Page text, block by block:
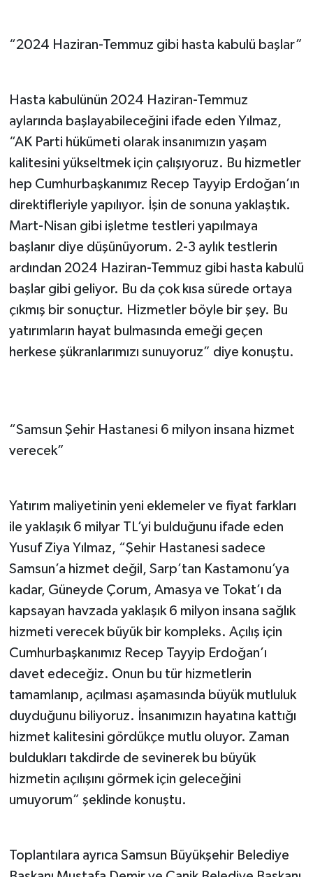
“2024 Haziran-Temmuz gibi hasta kabulü başlar”
Hasta kabulünün 2024 Haziran-Temmuz
aylarında başlayabileceğini ifade eden Yılmaz,
“AK Parti hükümeti olarak insanımızın yaşam
kalitesini yükseltmek için çalışıyoruz. Bu hizmetler
hep Cumhurbaşkanımız Recep Tayyip Erdoğan’ın
direktifleriyle yapılıyor. İşin de sonuna yaklaştık.
Mart-Nisan gibi işletme testleri yapılmaya
başlanır diye düşünüyorum. 2-3 aylık testlerin
ardından 2024 Haziran-Temmuz gibi hasta kabulü
başlar gibi geliyor. Bu da çok kısa sürede ortaya
çıkmış bir sonuçtur. Hizmetler böyle bir şey. Bu
yatırımların hayat bulmasında emeği geçen
herkese şükranlarımızı sunuyoruz” diye konuştu.
“Samsun Şehir Hastanesi 6 milyon insana hizmet
verecek”
Yatırım maliyetinin yeni eklemeler ve fiyat farkları
ile yaklaşık 6 milyar TL’yi bulduğunu ifade eden
Yusuf Ziya Yılmaz, “Şehir Hastanesi sadece
Samsun’a hizmet değil, Sarp’tan Kastamonu’ya
kadar, Güneyde Çorum, Amasya ve Tokat’ı da
kapsayan havzada yaklaşık 6 milyon insana sağlık
hizmeti verecek büyük bir kompleks. Açılış için
Cumhurbaşkanımız Recep Tayyip Erdoğan’ı
davet edeceğiz. Onun bu tür hizmetlerin
tamamlanıp, açılması aşamasında büyük mutluluk
duyduğunu biliyoruz. İnsanımızın hayatına kattığı
hizmet kalitesini gördükçe mutlu oluyor. Zaman
buldukları takdirde de sevinerek bu büyük
hizmetin açılışını görmek için geleceğini
umuyorum” şeklinde konuştu.
Toplantılara ayrıca Samsun Büyükşehir Belediye